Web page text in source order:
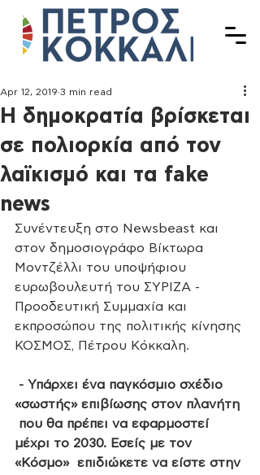
Η δημοκρατία βρίσκεται
σε πολιορκία από τον
λαϊκισμό και τα fake
news
Apr 12, 2019 3 min read
Συνέντευξη στο Newsbeast και
στον δημοσιογράφο Βίκτωρα
Μοντζέλλι του υποψήφιου
ευρωβουλευτή του ΣΥΡΙΖΑ -
Προοδευτική Συμμαχία και
εκπροσώπου της πολιτικής κίνησης
ΚΟΣΜΟΣ, Πέτρου Κόκκαλη.
- Υπάρχει ένα παγκόσμιο σχέδιο
«σωστής» επιβίωσης στον πλανήτη
που θα πρέπει να εφαρμοστεί
μέχρι το 2030. Εσείς με τον
«Κόσμο»  επιδιώκετε να είστε στην